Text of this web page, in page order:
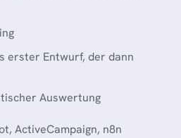
erster Entwurf, der dann
Auswertung
ActiveCampaign, n8n